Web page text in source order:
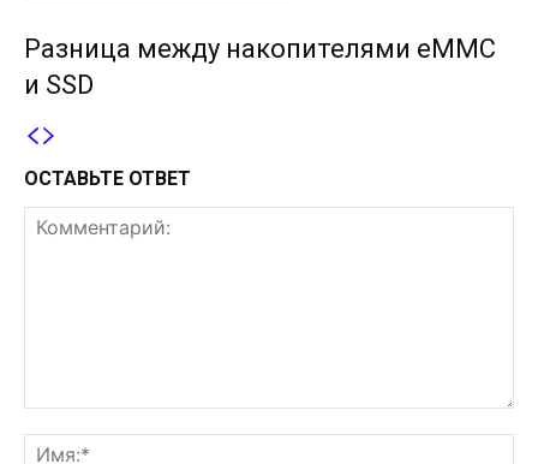
Разница между накопителями eMMC
и SSD
ОСТАВЬТЕ ОТВЕТ